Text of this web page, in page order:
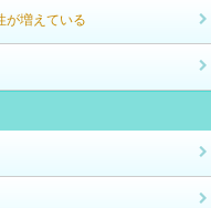
が増えている